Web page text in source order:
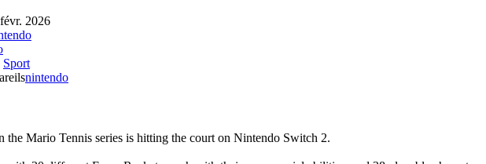
2026
Sport
nintendo
the Mario Tennis series is hitting the court on Nintendo Switch 2.